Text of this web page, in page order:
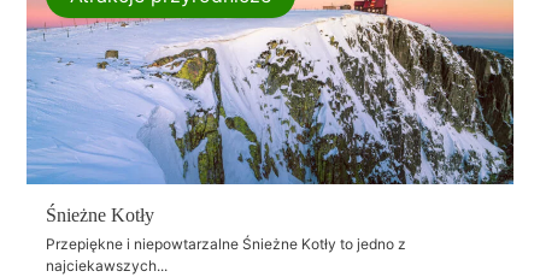
Śnieżne Kotły
Przepiękne i niepowtarzalne Śnieżne Kotły to jedno z
najciekawszych...